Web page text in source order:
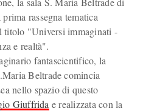
rassegna tematica
titolo "Universi immaginati -
e realtà".
fantascientifico, la
Beltrade comincia
nello spazio di questo
Giuffrida e realizzata con la